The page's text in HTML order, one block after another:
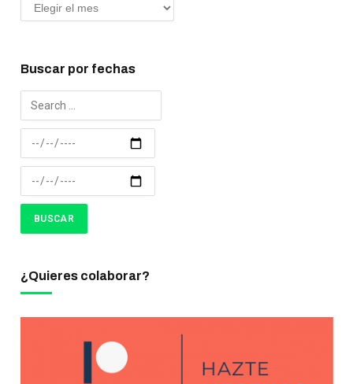
Buscar por fechas
¿Quieres colaborar?